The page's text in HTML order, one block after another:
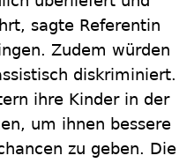
sagte Referentin
Zudem würden
diskriminiert.
ihre Kinder in der
um ihnen bessere
zu geben. Die